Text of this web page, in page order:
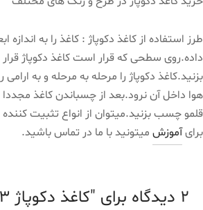
طرز استفاده از کاغذ دکوپاژ : کاغذ را به
داده.روی سطحی که قرار است کاغذ دکوپاژ
بزنید.کاغذ دکوپاژ را مرحله به مرحله و به
هوا داخل آن نرود.بعد از چسباندن کاغذ مجددا
قلمو چسب بزنید.میتوان از انواع تثبیت کننده
برایآموزش میتونید با ما در تماس باشید.
2 دیدگاه برای کاغذ دکوپاژ p-03